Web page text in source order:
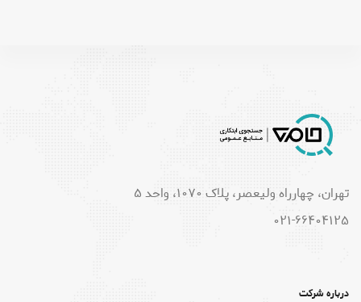
تهران، چهارراه ولیعصر، پلاک 1070، واحد 5
021-66404125
درباره شرکت